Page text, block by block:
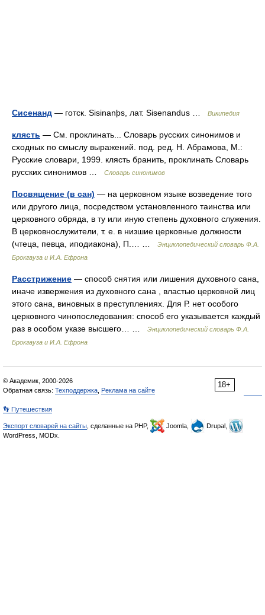
Сисенанд — готск. Sisinanþs, лат. Sisenandus … Википедия
клясть — См. проклинать... Словарь русских синонимов и
сходных по смыслу выражений. под. ред. Н. Абрамова, М.:
Русские словари, 1999. клясть бранить, проклинать Словарь
русских синонимов …
Словарь синонимов
Посвящение (в сан) — на церковном языке возведение того
или другого лица, посредством установленного таинства или
церковного обряда, в ту или иную степень духовного служения.
В церковнослужители, т. е. в низшие церковные должности
(чтеца, певца, иподиакона), П.… …
Энциклопедический словарь Ф.А.
Брокгауза и И.А. Ефрона
Расстрижение — способ снятия или лишения духовного сана,
иначе извержения из духовного сана , властью церковной лиц
этого сана, виновных в преступлениях. Для Р. нет особого
церковного чинопоследования: способ его указывается каждый
раз в особом указе высшего… …
Энциклопедический словарь Ф.А.
Брокгауза и И.А. Ефрона
18+
© Академик, 2000-2026
Обратная связь: Техподдержка Реклама на сайте
👣 Путешествия
Экспорт словарей на сайты , сделанные на PHP, Joomla,
Drupal,
WordPress, MODx.